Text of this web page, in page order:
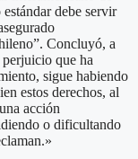
debe servir
Concluyó, a
que ha
sigue habiendo
estos derechos, al
acción
o dificultando